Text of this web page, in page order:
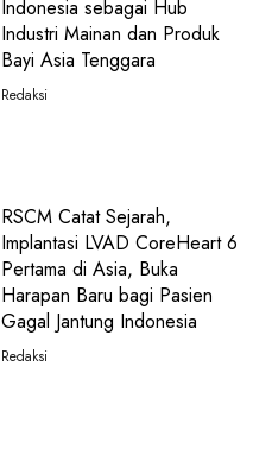
Indonesia sebagai Hub
Industri Mainan dan Produk
Bayi Asia Tenggara
Redaksi
RSCM Catat Sejarah,
Implantasi LVAD CoreHeart 6
Pertama di Asia, Buka
Harapan Baru bagi Pasien
Gagal Jantung Indonesia
Redaksi